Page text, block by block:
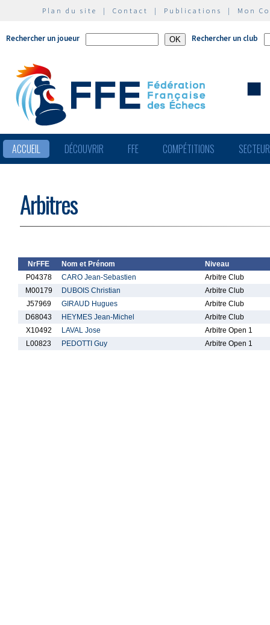
Plan du site | Contact | Publications | Mon
Rechercher un joueur Rechercher un club
ACCUEIL DÉCOUVRIR FFE COMPÉTITIONS
Arbitres
NrFFE Nom et Prénom
Niveau
P04378
CARO Jean-Sebastien
Arbitre Club
M00179
DUBOIS Christian
Arbitre Club
J57969
GIRAUD Hugues
Arbitre Club
D68043
HEYMES Jean-Michel
Arbitre Club
X10492
LAVAL Jose
Arbitre Open 1
L00823
PEDOTTI Guy Arbitre Open 1